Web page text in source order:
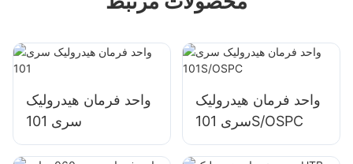
واحد فرمان هیدرولیک
سری 101
واحد فرمان هیدرولیک
سری 101S/OSPC